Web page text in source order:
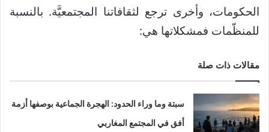
الحكومات، وأخرى ترجع لثقافاتنا المجتمعيَّة. بالنسبة
للمنظّمات فمشكلاتها هي:
مقالات ذات صلة
سبتة وما وراء الحدود: الهجرة الجماعية بوصفها أزمة
أفق في المجتمع المغاربي